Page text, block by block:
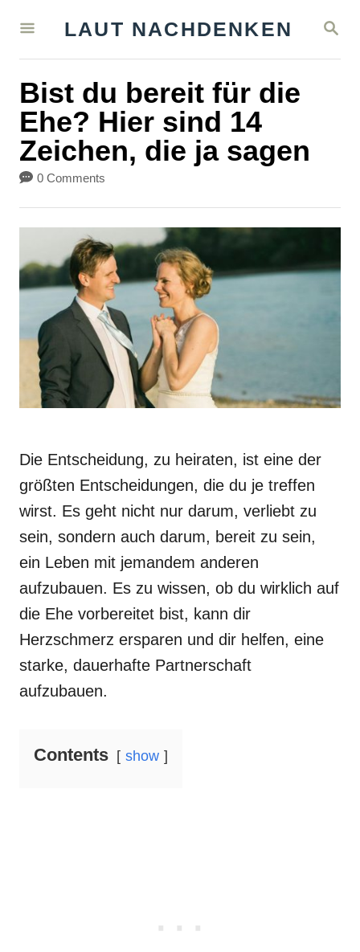
S
A
LAUT NACHDENKEN
Bist du bereit für die
Ehe? Hier sind 14
Zeichen, die ja sagen
0 Comments
Die Entscheidung, zu heiraten, ist eine der
größten Entscheidungen, die du je treffen
wirst. Es geht nicht nur darum, verliebt zu
sein, sondern auch darum, bereit zu sein,
ein Leben mit jemandem anderen
aufzubauen. Es zu wissen, ob du wirklich auf
die Ehe vorbereitet bist, kann dir
Herzschmerz ersparen und dir helfen, eine
starke, dauerhafte Partnerschaft
aufzubauen.
Contents show